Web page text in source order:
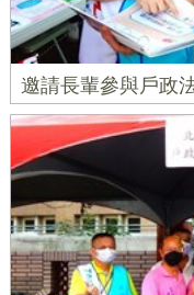
邀請長輩參與戶政